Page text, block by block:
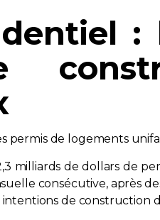
:
permis de logements
milliards de dollars de
consécutive, après
de construction